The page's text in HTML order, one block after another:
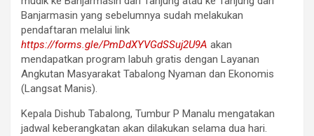
Banjarmasin yang sebelumnya sudah melakukan
pendaftaran melalui link
https://forms.gle/PmDdXYVGdSSuj2U9A akan
mendapatkan program labuh gratis dengan Layanan
Angkutan Masyarakat Tabalong Nyaman dan Ekonomis
(Langsat Manis).
Kepala Dishub Tabalong, Tumbur P Manalu mengatakan
jadwal keberangkatan akan dilakukan selama dua hari.